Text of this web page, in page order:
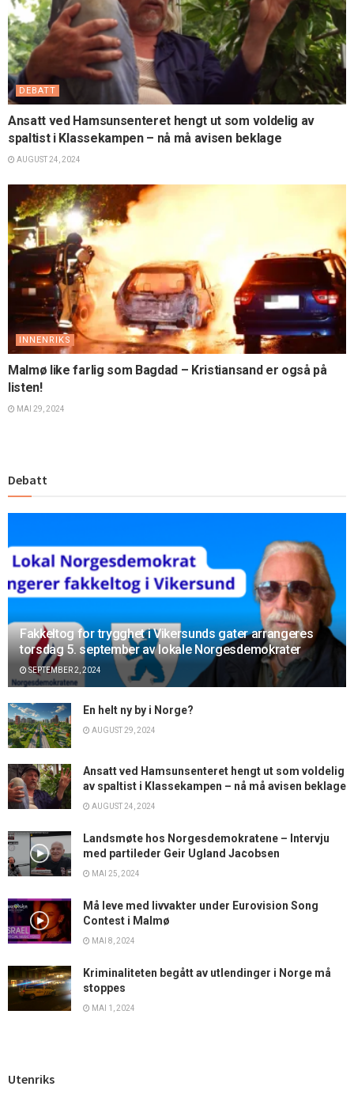
DEBATT
Ansatt ved Hamsunsenteret hengt ut som voldelig av
spaltist i Klassekampen – nå må avisen beklage
AUGUST 24, 2024
INNENRIKS
Malmø like farlig som Bagdad – Kristiansand er også på
listen!
MAI 29, 2024
Debatt
Fakkeltog for trygghet i Vikersunds gater arrangeres
torsdag 5. september av lokale Norgesdemokrater
SEPTEMBER 2, 2024
En helt ny by i Norge?
AUGUST 29, 2024
Ansatt ved Hamsunsenteret hengt ut som voldelig
av spaltist i Klassekampen – nå må avisen beklage
AUGUST 24, 2024
Landsmøte hos Norgesdemokratene – Intervju
med partileder Geir Ugland Jacobsen
MAI 25, 2024
Må leve med livvakter under Eurovision Song
Contest i Malmø
MAI 8, 2024
Kriminaliteten begått av utlendinger i Norge må
stoppes
MAI 1, 2024
Utenriks